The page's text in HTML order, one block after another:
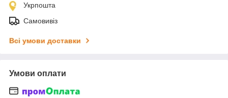
Укрпошта
Самовивіз
Всі умови доставки
Умови оплати